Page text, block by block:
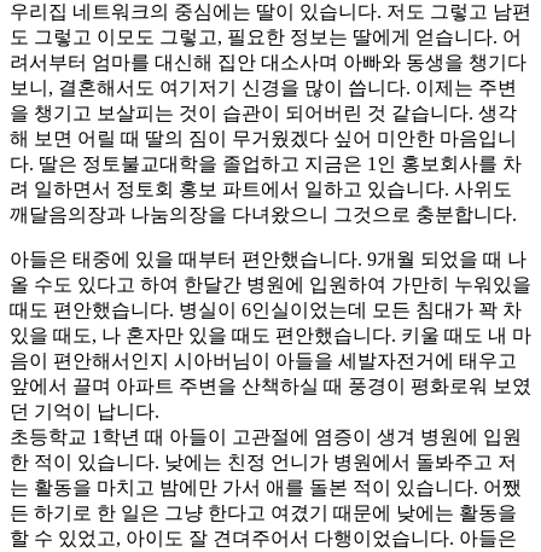
우리집 네트워크의 중심에는 딸이 있습니다. 저도 그렇고 남편
도 그렇고 이모도 그렇고, 필요한 정보는 딸에게 얻습니다. 어
려서부터 엄마를 대신해 집안 대소사며 아빠와 동생을 챙기다
보니, 결혼해서도 여기저기 신경을 많이 씁니다. 이제는 주변
을 챙기고 보살피는 것이 습관이 되어버린 것 같습니다. 생각
해 보면 어릴 때 딸의 짐이 무거웠겠다 싶어 미안한 마음입니
다. 딸은 정토불교대학을 졸업하고 지금은 1인 홍보회사를 차
려 일하면서 정토회 홍보 파트에서 일하고 있습니다. 사위도
깨달음의장과 나눔의장을 다녀왔으니 그것으로 충분합니다.
아들은 태중에 있을 때부터 편안했습니다. 9개월 되었을 때 나
올 수도 있다고 하여 한달간 병원에 입원하여 가만히 누워있을
때도 편안했습니다. 병실이 6인실이었는데 모든 침대가 꽉 차
있을 때도, 나 혼자만 있을 때도 편안했습니다. 키울 때도 내 마
음이 편안해서인지 시아버님이 아들을 세발자전거에 태우고
앞에서 끌며 아파트 주변을 산책하실 때 풍경이 평화로워 보였
던 기억이 납니다.
초등학교 1학년 때 아들이 고관절에 염증이 생겨 병원에 입원
한 적이 있습니다. 낮에는 친정 언니가 병원에서 돌봐주고 저
는 활동을 마치고 밤에만 가서 애를 돌본 적이 있습니다. 어쨌
든 하기로 한 일은 그냥 한다고 여겼기 때문에 낮에는 활동을
할 수 있었고, 아이도 잘 견뎌주어서 다행이었습니다. 아들은